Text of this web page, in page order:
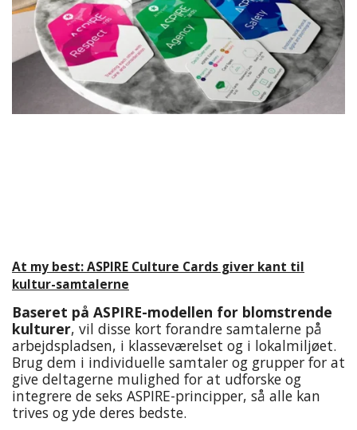
At my best: ASPIRE Culture Cards giver kant til
kultur-samtalerne
Baseret på ASPIRE-modellen for blomstrende
kulturer, vil disse kort forandre samtalerne på
arbejdspladsen, i klasseværelset og i lokalmiljøet.
Brug dem i individuelle samtaler og grupper for at
give deltagerne mulighed for at udforske og
integrere de seks ASPIRE-principper, så alle kan
trives og yde deres bedste.